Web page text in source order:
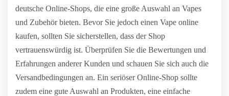
deutsche Online-Shops, die eine große Auswahl an Vapes
und Zubehör bieten. Bevor Sie jedoch einen Vape online
kaufen, sollten Sie sicherstellen, dass der Shop
vertrauenswürdig ist. Überprüfen Sie die Bewertungen und
Erfahrungen anderer Kunden und schauen Sie sich auch die
Versandbedingungen an. Ein seriöser Online-Shop sollte
zudem eine gute Auswahl an Produkten, eine einfache